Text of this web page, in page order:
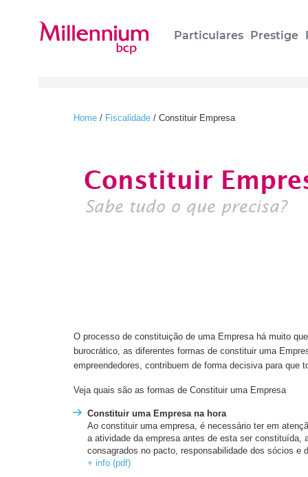
Particulares Prestige
Home / Fiscalidade / Constituir Empresa
O processo de constituição de uma Empresa há muito
burocrático, as diferentes formas de constituir uma
empreendedores, contribuem de forma decisiva para que
Veja quais são as formas de Constituir uma Empresa
Constituir uma Empresa na hora
Ao constituir uma empresa, é necessário ter em
a atividade da empresa antes de esta ser
consagrados no pacto, responsabilidade dos sócios e
+ info (pdf)